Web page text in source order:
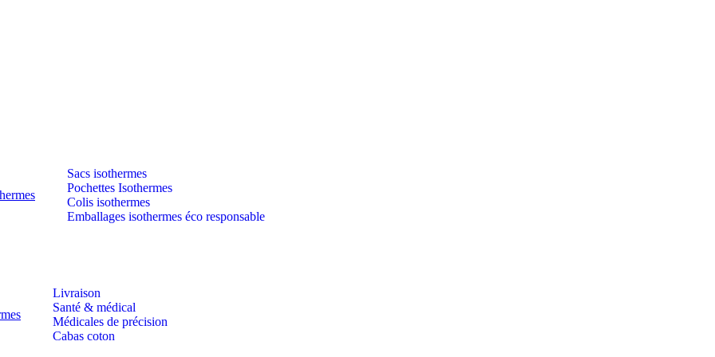
Sacs isothermes
Pochettes Isothermes
Colis isothermes
Emballages isothermes éco responsable
Livraison
Santé & médical
Médicales de précision
Cabas coton